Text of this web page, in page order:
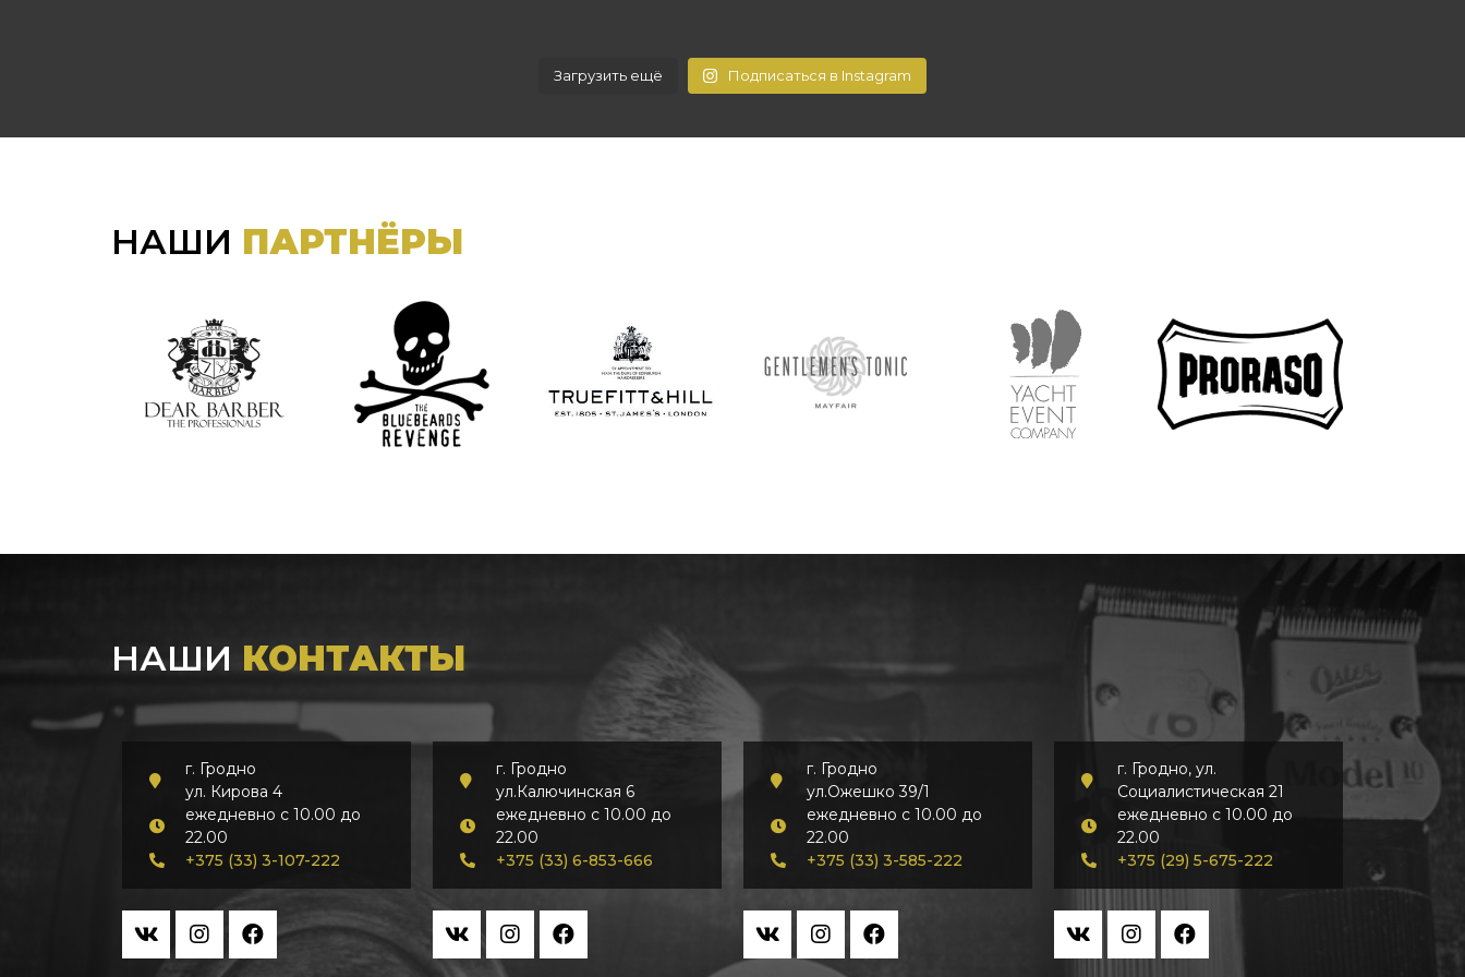
Загрузить ещё Подписаться в Instagram
НАШИ ПАРТНЁРЫ
НАШИ КОНТАКТЫ
г. Гродно
ул. Кирова 4
ежедневно с 10.00 до
22.00
+375 (33) 3-107-222
г. Гродно
ул.Калючинская 6
ежедневно с 10.00 до
22.00
+375 (33) 6-853-666
г. Гродно
ул.Ожешко 39/1
ежедневно с 10.00 до
22.00
+375 (33) 3-585-222
г. Гродно, ул.
Социалистическая 21
ежедневно с 10.00 до
22.00
+375 (29) 5-675-222